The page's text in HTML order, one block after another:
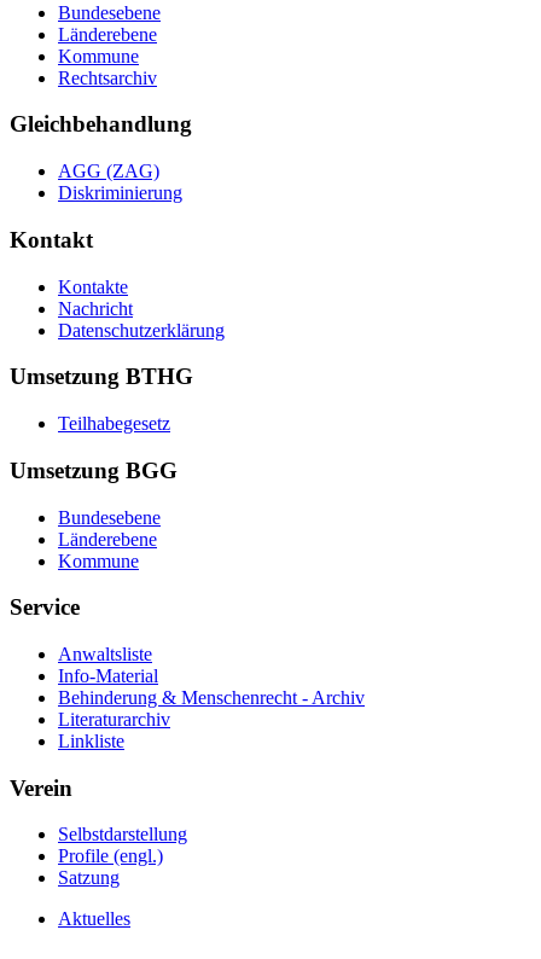
Bundesebene
Länderebene
Kommune
Rechtsarchiv
Gleichbehandlung
AGG (ZAG)
Diskriminierung
Kontakt
Kontakte
Nachricht
Datenschutzerklärung
Umsetzung BTHG
Teilhabegesetz
Umsetzung BGG
Bundesebene
Länderebene
Kommune
Service
Anwaltsliste
Info-Material
Behinderung & Menschenrecht - Archiv
Literaturarchiv
Linkliste
Verein
Selbstdarstellung
Profile (engl.)
Satzung
Aktuelles